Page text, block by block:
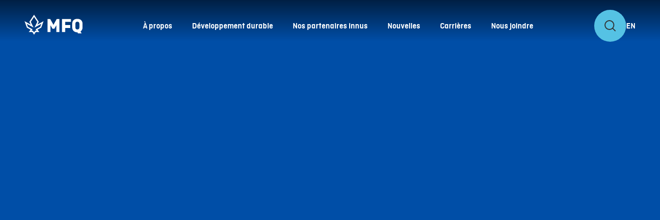
À propos Développement durable Nos partenaires innus Nouvelles Carrières Nous joindre EN